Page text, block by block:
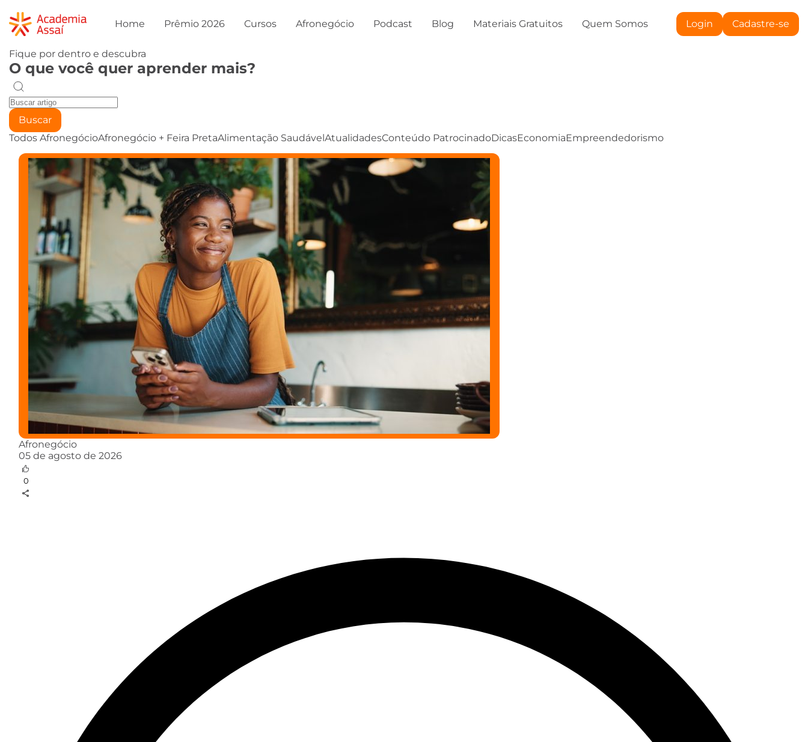
Home Prêmio 2026 Cursos Afronegócio Podcast Blog Materiais Gratuitos Quem Somos Login Cadastre-se
Fique por dentro e descubra
O que você quer aprender mais?
Buscar
Todos AfronegócioAfronegócio + Feira PretaAlimentação SaudávelAtualidadesConteúdo PatrocinadoDicasEconomiaEmpreendedorismo
Afronegócio
05 de agosto de 2026
0